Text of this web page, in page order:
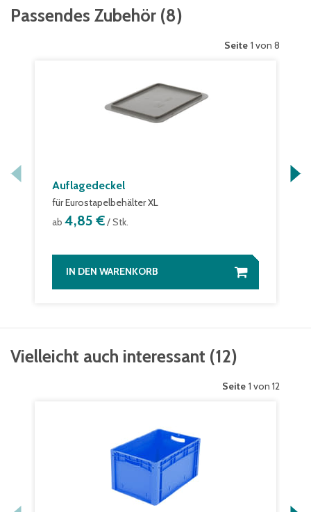
Passendes Zubehör (8)
Seite 1 von 8
Auflagedeckel
für Eurostapelbehälter XL
ab 4,85 €/ Stk.
IN DEN WARENKORB
Vielleicht auch interessant (12)
Seite 1 von 12